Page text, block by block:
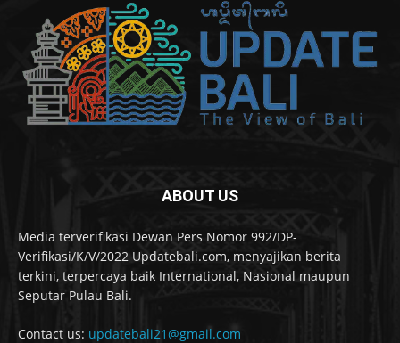
ABOUT US
Media terverifikasi Dewan Pers Nomor 992/DP-
Verifikasi/K/V/2022 Updatebali.com, menyajikan berita
terkini, terpercaya baik International, Nasional maupun
Seputar Pulau Bali.
Contact us: updatebali21@gmail.com